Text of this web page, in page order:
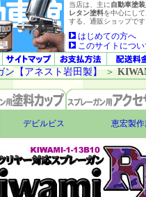
当店は、主に自動車塗
レタン塗料を中心にして
する、通販ショップです
はじめての方へ
このサイトについ
ン【アネスト岩田製】 ＞
デビルビス 恵宏製作